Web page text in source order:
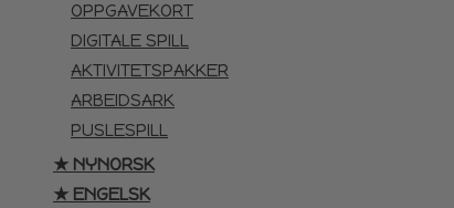
OPPGAVEKORT
DIGITALE SPILL
AKTIVITETSPAKKER
ARBEIDSARK
PUSLESPILL
★ NYNORSK
★ ENGELSK